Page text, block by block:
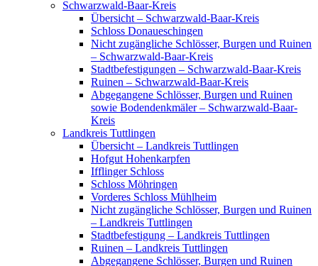
Schwarzwald-Baar-Kreis
Übersicht – Schwarzwald-Baar-Kreis
Schloss Donaueschingen
Nicht zugängliche Schlösser, Burgen und Ruinen
– Schwarzwald-Baar-Kreis
Stadtbefestigungen – Schwarzwald-Baar-Kreis
Ruinen – Schwarzwald-Baar-Kreis
Abgegangene Schlösser, Burgen und Ruinen
sowie Bodendenkmäler – Schwarzwald-Baar-
Kreis
Landkreis Tuttlingen
Übersicht – Landkreis Tuttlingen
Hofgut Hohenkarpfen
Ifflinger Schloss
Schloss Möhringen
Vorderes Schloss Mühlheim
Nicht zugängliche Schlösser, Burgen und Ruinen
– Landkreis Tuttlingen
Stadtbefestigung – Landkreis Tuttlingen
Ruinen – Landkreis Tuttlingen
Abgegangene Schlösser, Burgen und Ruinen